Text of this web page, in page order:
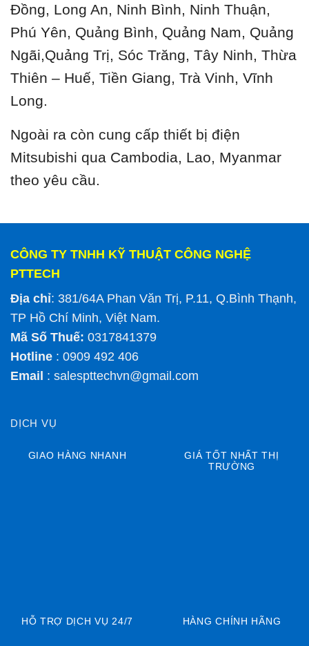
Đồng, Long An, Ninh Bình, Ninh Thuận,
Phú Yên, Quảng Bình, Quảng Nam, Quảng
Ngãi,Quảng Trị, Sóc Trăng, Tây Ninh, Thừa
Thiên – Huế, Tiền Giang, Trà Vinh, Vĩnh
Long.
Ngoài ra còn cung cấp thiết bị điện
Mitsubishi qua Cambodia, Lao, Myanmar
theo yêu cầu.
CÔNG TY TNHH KỸ THUẬT CÔNG NGHỆ
PTTECH
Địa chỉ: 381/64A Phan Văn Trị, P.11, Q.Bình Thạnh,
TP Hồ Chí Minh, Việt Nam.
Mã Số Thuế: 0317841379
Hotline : 0909 492 406
Email : salespttechvn@gmail.com
DỊCH VỤ
GIAO HÀNG NHANH
GIÁ TỐT NHẤT THỊ
TRƯỜNG
HỖ TRỢ DỊCH VỤ 24/7 HÀNG CHÍNH HÃNG